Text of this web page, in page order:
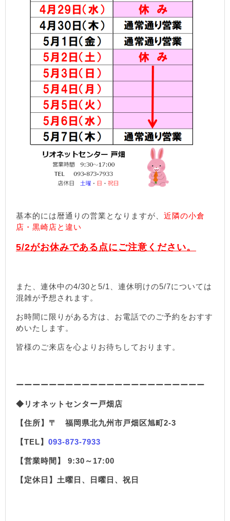
基本的には暦通りの営業となりますが、 近隣の小倉
店・黒崎店と違い
5/2がお休みである点にご注意ください。
また、連休中の4/30と5/1、連休明けの5/7については
混雑が予想されます。
お時間に限りがある方は、お電話でのご予約をおすす
めいたします。
皆様のご来店を心よりお待ちしております。
ーーーーーーーーーーーーーーーーーーーーーーー
◆リオネットセンター戸畑店
【住所】〒 福岡県北九州市戸畑区旭町2-3
【TEL】 093-873-7933
【営業時間】 9:30～17:00
【定休日】土曜日、日曜日、祝日